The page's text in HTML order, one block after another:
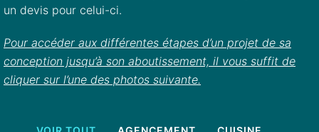
un devis pour celui-ci.
Pour accéder aux différentes étapes d’un projet de sa
conception jusqu’à son aboutissement, il vous suffit de
cliquer sur l’une des photos suivante.